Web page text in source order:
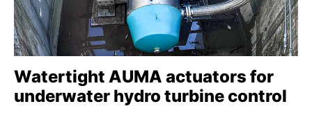
ECOTRON
PROFITRON
TIGRON-M
Watertight AUMA actuators for
underwater hydro turbine control